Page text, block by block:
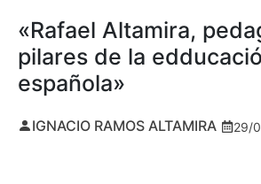
«Rafael Altamira,
pilares de la
española»
IGNACIO RAMOS ALTAMIRA 29/